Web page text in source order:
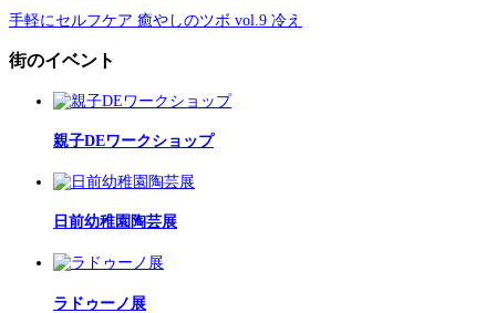
手軽にセルフケア 癒やしのツボ vol.9 冷え
街のイベント
親子DEワークショップ
日前幼稚園陶芸展
ラドゥーノ展